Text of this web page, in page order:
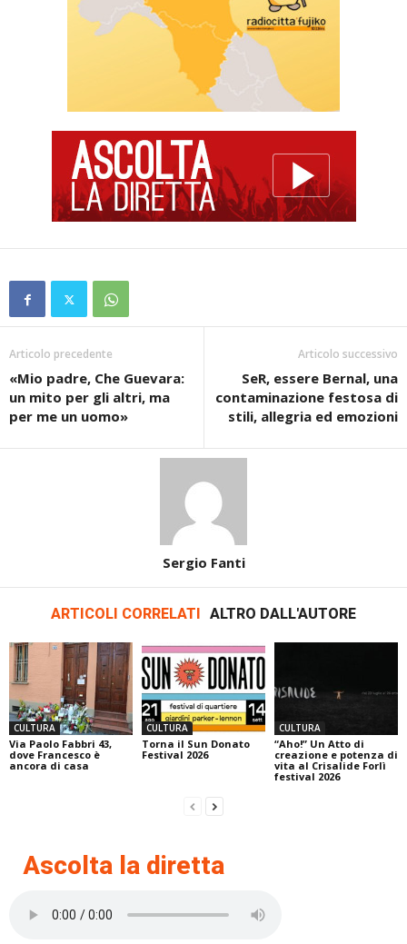
Articolo precedente
«Mio padre, Che Guevara:
un mito per gli altri, ma
per me un uomo»
Articolo successivo
SeR, essere Bernal, una
contaminazione festosa di
stili, allegria ed emozioni
Sergio Fanti
ARTICOLI CORRELATI ALTRO DALL'AUTORE
CULTURA
Via Paolo Fabbri 43,
dove Francesco è
ancora di casa
CULTURA
Torna il Sun Donato
Festival 2026
CULTURA
“Aho!” Un Atto di
creazione e potenza di
vita al Crisalide Forlì
festival 2026
Ascolta la diretta